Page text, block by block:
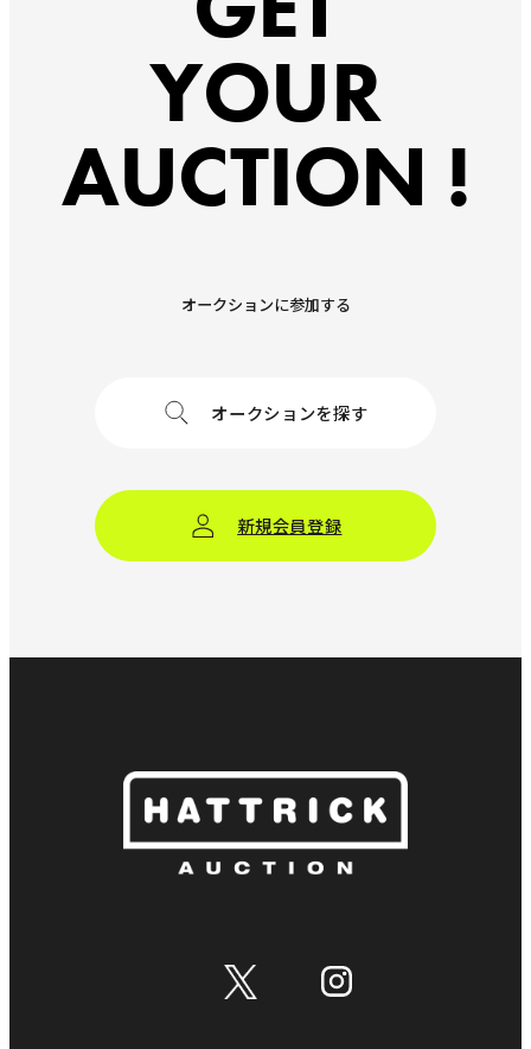
YOUR
AUCTION !
オークションに参加する
オークションを探す
新規会員登録